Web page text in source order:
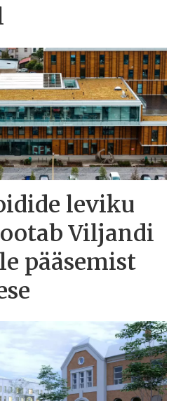
leviku
Viljandi
pääsemist